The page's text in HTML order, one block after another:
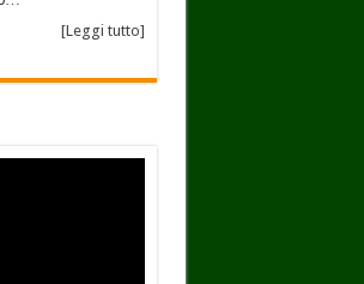
[Leggi tutto]